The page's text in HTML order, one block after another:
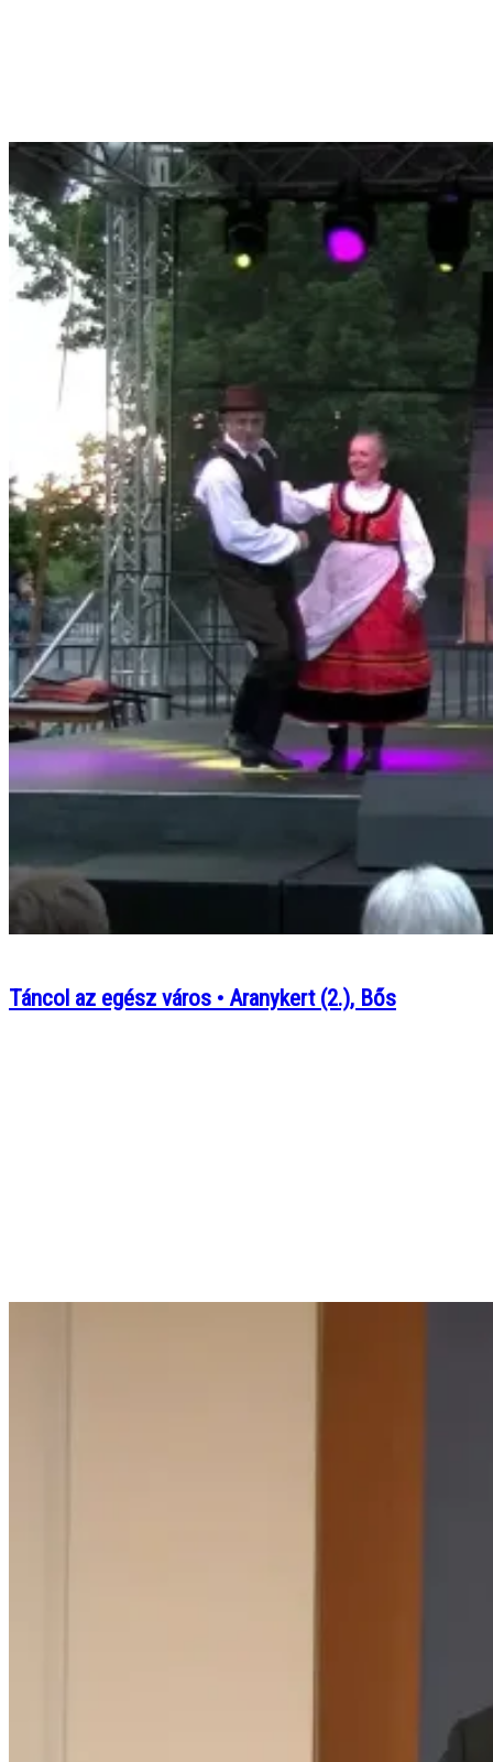
Táncol az egész város • Aranykert (2.), Bős